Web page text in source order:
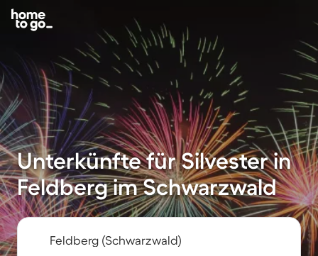
Unterkünfte für Silvester in
Feldberg im Schwarzwald